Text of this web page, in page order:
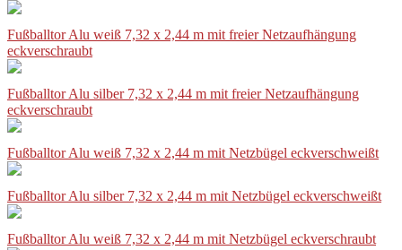
Fußballtor Alu weiß 7,32 x 2,44 m mit freier Netzaufhängung
eckverschraubt
Fußballtor Alu silber 7,32 x 2,44 m mit freier Netzaufhängung
eckverschraubt
Fußballtor Alu weiß 7,32 x 2,44 m mit Netzbügel eckverschweißt
Fußballtor Alu silber 7,32 x 2,44 m mit Netzbügel eckverschweißt
Fußballtor Alu weiß 7,32 x 2,44 m mit Netzbügel eckverschraubt